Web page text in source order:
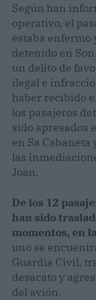
Según han
operativo, el
estaba enfermo
detenido en
un delito de
ilegal e
haber recibido
los pasajeros
sido apresados
en Sa
las
Joan.
De los 12
han sido
momentos, en
uno se
Guardia Civil,
desacato y
del avión.